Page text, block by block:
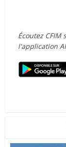
Écoutez
l'application